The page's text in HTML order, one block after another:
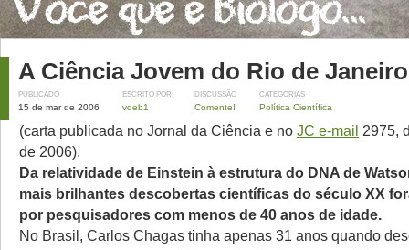
A Ciência Jovem do Rio de Janeiro
PUBLICADO
15 de mar de 2006
ESCRITO POR
vqeb1
DISCUSSÃO
Comente!
CATEGORIAS
Política Científica
(carta publicada no Jornal da Ciência e no JC e-mail 2975,
de 2006).
Da relatividade de Einstein à estrutura do DNA de
mais brilhantes descobertas científicas do século XX
por pesquisadores com menos de 40 anos de idade.
No Brasil, Carlos Chagas tinha apenas 31 anos quando